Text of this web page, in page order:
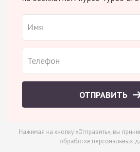
ОТПРАВИТЬ
Нажимая на кнопку «Отправить», вы
обработке персональных